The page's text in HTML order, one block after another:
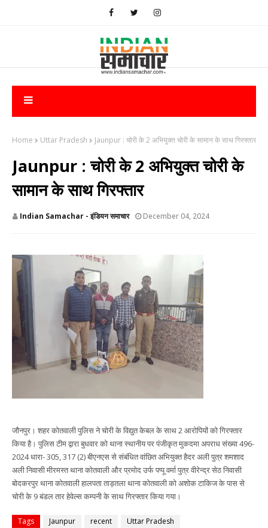
Home Uttar Pradesh Jaunpur : चोरी के 2 अभियुक्त चोरी के सामान के साथ गिरफ्तार
Jaunpur : चोरी के 2 अभियुक्त चोरी के
सामान के साथ गिरफ्तार
Indian Samachar - इंडियन समाचार December 04, 2024
जौनपुर। शहर कोतवाली पुलिस ने चोरी के विद्युत केबल के साथ 2 आरोपियों को गिरफ्तार
किया है। पुलिस टीम द्वारा बुधवार को थाना स्थानीय पर पंजीकृत मुकदमा अपराध संख्या 496-
2024 धारा- 305, 317 (2) बीएनएस से संबंधित वांछित अभियुक्त हैदर अली पुत्र शमशाद
अली निवासी मीरमस्त थाना कोतवाली और प्रमोद उर्फ पप्पू वर्मा पुत्र वीरेन्द्र सेठ निवासी
बोदकरपुर थाना कोतवाली हालपता ताड़तला थाना कोतवाली को अशोक टाकिज के पास से
चोरी के 9 बंडल तार हेवेल्स कम्पनी के साथ गिरफ्तार किया गया।
Tags Jaunpur recent Uttar Pradesh